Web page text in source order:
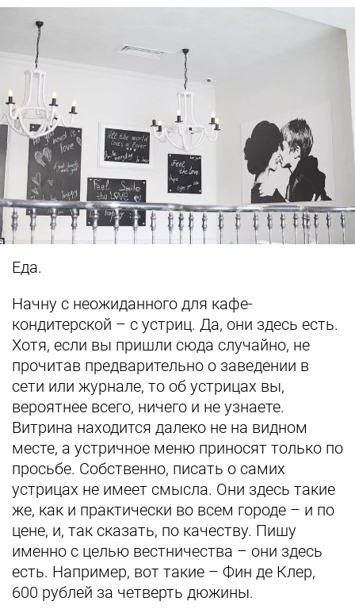
Еда.
Начну с неожиданного для кафе-
кондитерской – с устриц. Да, они здесь есть.
Хотя, если вы пришли сюда случайно, не
прочитав предварительно о заведении в
сети или журнале, то об устрицах вы,
вероятнее всего, ничего и не узнаете.
Витрина находится далеко не на видном
месте, а устричное меню приносят только по
просьбе. Собственно, писать о самих
устрицах не имеет смысла. Они здесь такие
же, как и практически во всем городе – и по
цене, и, так сказать, по качеству. Пишу
именно с целью вестничества – они здесь
есть. Например, вот такие – Фин де Клер,
600 рублей за четверть дюжины.